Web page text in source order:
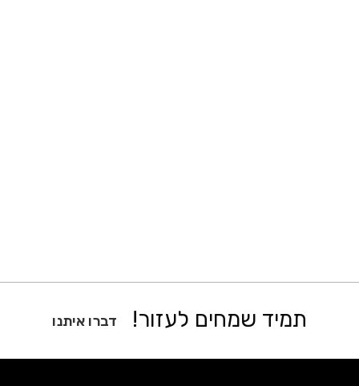
תמיד שמחים לעזור! דברו איתנו